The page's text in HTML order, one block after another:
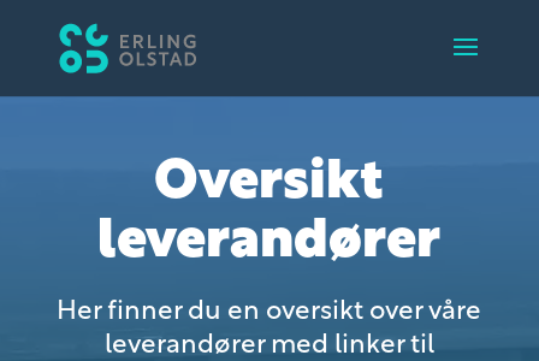
Oversikt
leverandører
Her finner du en oversikt over våre
leverandører med linker til